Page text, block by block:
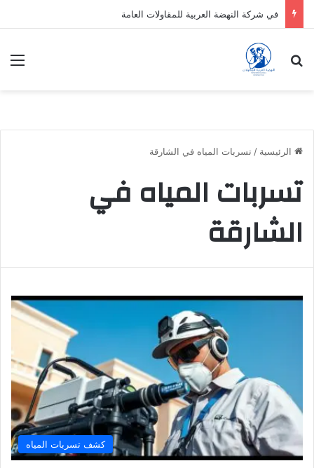
في شركة النهضة العربية للمقاولات العامة
بحث عن
الرئيسية / تسربات المياه في الشارقة
تسربات المياه في
الشارقة
كشف تسربات المياه